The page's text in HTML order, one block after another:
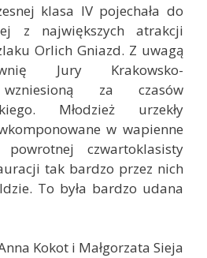
klasa IV pojechała do
z największych atrakcji
Orlich Gniazd. Z uwagą
Jury Krakowsko-
wzniesioną za czasów
Młodzież urzekły
w wapienne
czwartoklasisty
tak bardzo przez nich
To była bardzo udana
Kokot i Małgorzata Sieja